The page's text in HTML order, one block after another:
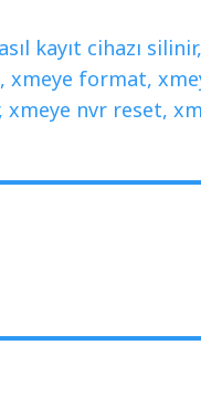
kayıt cihazı silinir
,xmeye format,